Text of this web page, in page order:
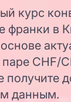
курс
франки в
CHF/
получите
данным.